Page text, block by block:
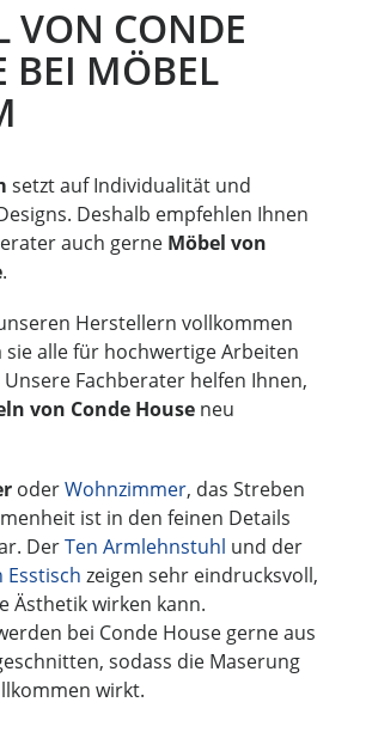
VON CONDE
BEI MÖBEL
setzt auf Individualität und
Deshalb empfehlen Ihnen
auch gerne Möbel von
.
Herstellern vollkommen
sie alle für hochwertige Arbeiten
Fachberater helfen Ihnen,
von Conde House neu
oderWohnzimmer, das Streben
ist in den feinen Details
DerTen Armlehnstuhl und der
Esstisch zeigen sehr eindrucksvoll,
Ästhetik wirken kann.
bei Conde House gerne aus
sodass die Maserung
wirkt.